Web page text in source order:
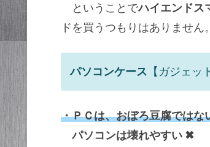
ということでハイエンドス
ドを買うつもりはありません
パソコンケース 【ガジェッ
・ＰＣは、おぼろ豆腐ではな
パソコンは壊れやすい ✖